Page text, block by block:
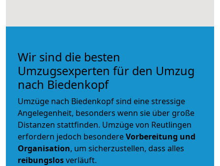
Wir sind die besten
Umzugsexperten für den Umzug
nach Biedenkopf
Umzüge nach Biedenkopf sind eine stressige
Angelegenheit, besonders wenn sie über große
Distanzen stattfinden. Umzüge von Reutlingen
erfordern jedoch besondereVorbereitung und
Organisation, um sicherzustellen, dass alles
reibungslosverläuft.